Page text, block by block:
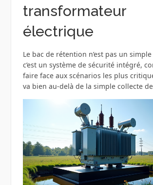
transformateur
électrique
Le bac de rétention n’est pas un
c’est un système de sécurité intégré,
faire face aux scénarios les plus
va bien au-delà de la simple collecte